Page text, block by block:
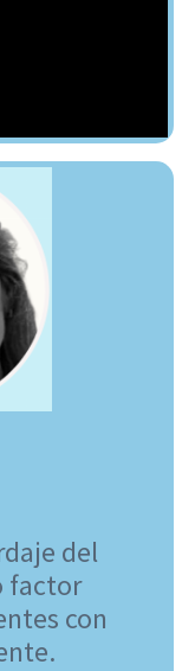
del
factor
con